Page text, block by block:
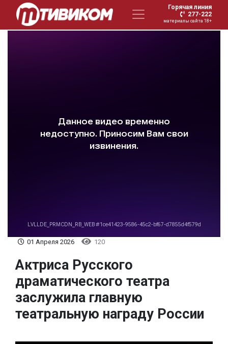
Горячая линия
277-222
материалы сайта 18+
01 Апреля 2026 120
Актриса Русского
драматического театра
заслужила главную
театральную награду России